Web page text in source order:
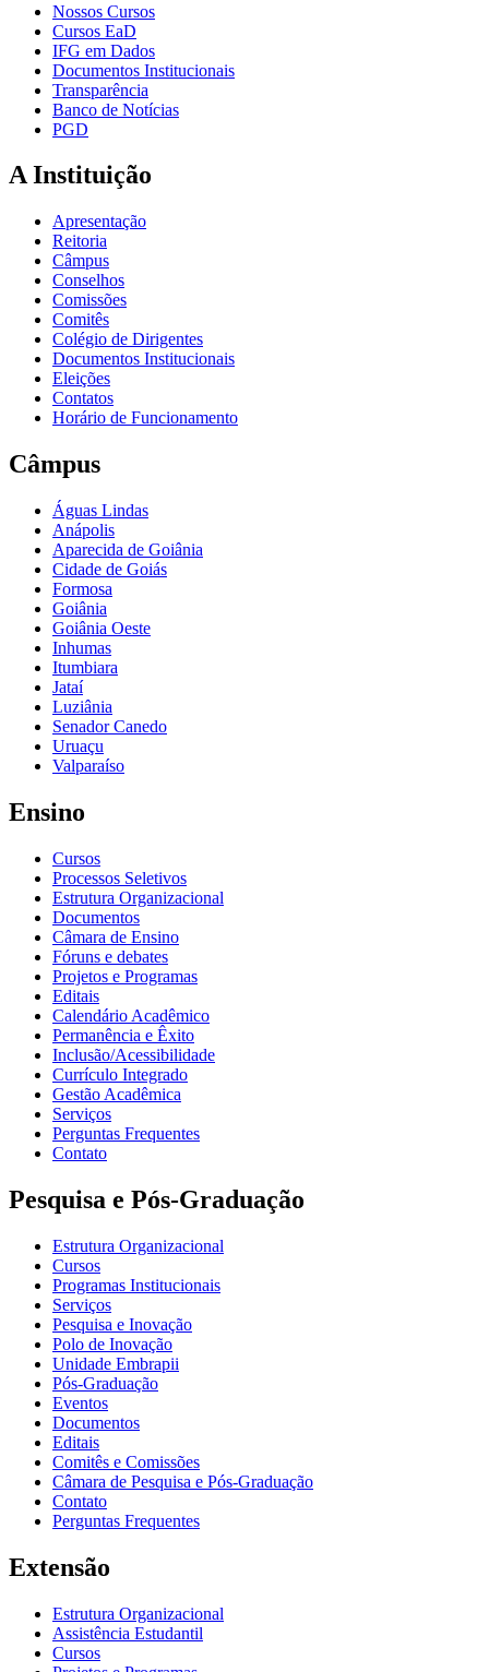
Nossos Cursos
Cursos EaD
IFG em Dados
Documentos Institucionais
Transparência
Banco de Notícias
PGD
A Instituição
Apresentação
Reitoria
Câmpus
Conselhos
Comissões
Comitês
Colégio de Dirigentes
Documentos Institucionais
Eleições
Contatos
Horário de Funcionamento
Câmpus
Águas Lindas
Anápolis
Aparecida de Goiânia
Cidade de Goiás
Formosa
Goiânia
Goiânia Oeste
Inhumas
Itumbiara
Jataí
Luziânia
Senador Canedo
Uruaçu
Valparaíso
Ensino
Cursos
Processos Seletivos
Estrutura Organizacional
Documentos
Câmara de Ensino
Fóruns e debates
Projetos e Programas
Editais
Calendário Acadêmico
Permanência e Êxito
Inclusão/Acessibilidade
Currículo Integrado
Gestão Acadêmica
Serviços
Perguntas Frequentes
Contato
Pesquisa e Pós-Graduação
Estrutura Organizacional
Cursos
Programas Institucionais
Serviços
Pesquisa e Inovação
Polo de Inovação
Unidade Embrapii
Pós-Graduação
Eventos
Documentos
Editais
Comitês e Comissões
Câmara de Pesquisa e Pós-Graduação
Contato
Perguntas Frequentes
Extensão
Estrutura Organizacional
Assistência Estudantil
Cursos